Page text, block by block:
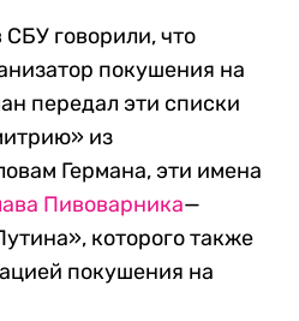
говорили, что
покушения на
передал эти списки
из
Германа, эти имена
Пивоварника—
которого также
покушения на